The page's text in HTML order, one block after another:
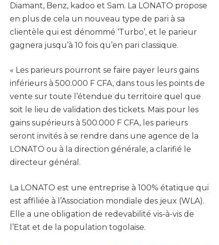
Diamant, Benz, kadoo et Sam. La LONATO propose
en plus de cela un nouveau type de pari à sa
clientèle qui est dénommé ‘Turbo’, et le parieur
gagnera jusqu’à 10 fois qu’en pari classique.
« Les parieurs pourront se faire payer leurs gains
inférieurs à 500.000 F CFA, dans tous les points de
vente sur toute l’étendue du territoire quel que
soit le lieu de validation des tickets. Mais pour les
gains supérieurs à 500.000 F CFA, les parieurs
seront invités à se rendre dans une agence de la
LONATO ou à la direction générale, a clarifié le
directeur général.
La LONATO est une entreprise à 100% étatique qui
est affiliée à l’Association mondiale des jeux (WLA).
Elle a une obligation de redevabilité vis-à-vis de
l’Etat et de la population togolaise.